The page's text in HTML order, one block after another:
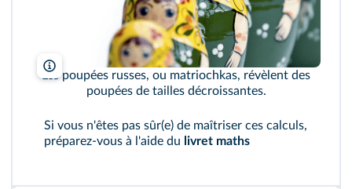
Brian A Jackson/Shuttersock
Les poupées russes, ou matriochkas, révèlent des
poupées de tailles décroissantes.
Si vous n'êtes pas sûr(e) de maîtriser ces calculs,
préparez-vous à l'aide du livret maths